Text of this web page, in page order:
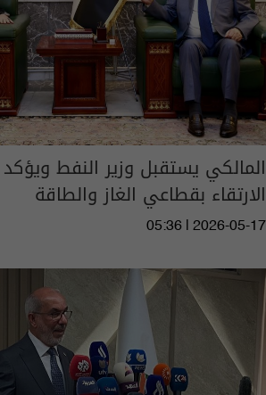
المالكي يستقبل وزير النفط
الارتقاء بقطاعي الغاز والطاقة
05:36 | 2026-05-17